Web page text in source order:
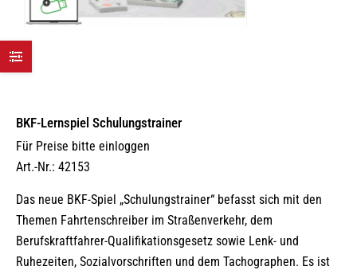
werden
BKF-Lernspiel Schulungstrainer
Für Preise bitte einloggen
Art.-Nr.: 42153
Das neue BKF-Spiel „Schulungstrainer“ befasst sich mit den
Themen Fahrtenschreiber im Straßenverkehr, dem
Berufskraftfahrer-Qualifikationsgesetz sowie Lenk- und
Ruhezeiten, Sozialvorschriften und dem Tachographen. Es ist